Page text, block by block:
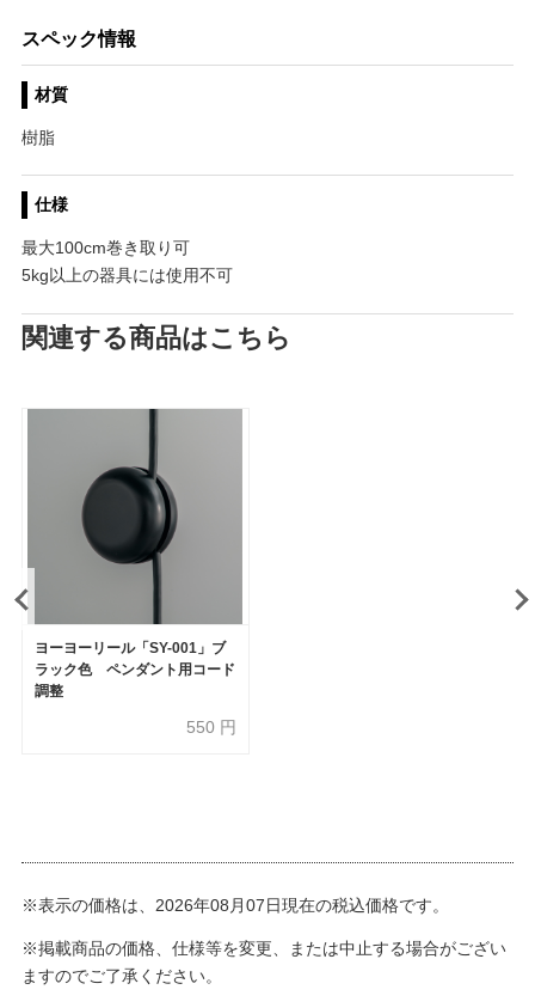
スペック情報
材質
樹脂
仕様
最大100cm巻き取り可
5kg以上の器具には使用不可
関連する商品はこちら
ヨーヨーリール「SY-001」ブ
ラック色 ペンダント用コード
調整
550 円
※表示の価格は、2026年08月07日現在の税込価格です。
※掲載商品の価格、仕様等を変更、または中止する場合がござい
ますのでご了承ください。